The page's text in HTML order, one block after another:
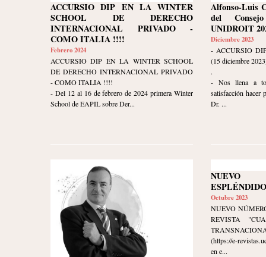
ACCURSIO DIP EN LA WINTER
SCHOOL DE DERECHO
INTERNACIONAL PRIVADO -
COMO ITALIA !!!!
Febrero 2024
ACCURSIO DIP EN LA WINTER SCHOOL
DE DERECHO INTERNACIONAL PRIVADO
- COMO ITALIA !!!!
- Del 12 al 16 de febrero de 2024 primera Winter
School de EAPIL sobre Der...
Alfonso-Luis
del
UNIDROIT
Diciembre 2023
- ACCURSIO
(15 diciembre
.
- Nos llena a
satisfacción
Dr. ...
Octubre 2023
NUEVO
REVISTA
(https://e-
en e...